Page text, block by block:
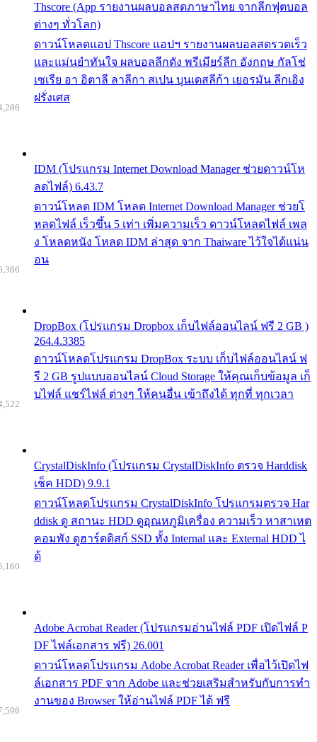
Thscore (App รายงานผลบอลสดภาษาไทย จากลีกฟุตบอล
ต่างๆ ทั่วโลก)
ดาวน์โหลดแอป Thscore แอปฯ รายงานผลบอลสดรวดเร็ว
และแม่นยำทันใจ ผลบอลลีกดัง พรีเมียร์ลีก อังกฤษ กัลโช่
เซเรีย อา อิตาลี ลาลีกา สเปน บุนเดสลีก้า เยอรมัน ลีกเอิง
ฝรั่งเศส
IDM (โปรแกรม Internet Download Manager ช่วยดาวน์โห
ลดไฟล์) 6.43.7
ดาวน์โหลด IDM โหลด Internet Download Manager ช่วยโ
หลดไฟล์ เร็วขึ้น 5 เท่า เพิ่มความเร็ว ดาวน์โหลดไฟล์ เพล
ง โหลดหนัง โหลด IDM ล่าสุด จาก Thaiware ไว้ใจได้แน่น
อน
DropBox (โปรแกรม Dropbox เก็บไฟล์ออนไลน์ ฟรี 2 GB )
264.4.3385
ดาวน์โหลดโปรแกรม DropBox ระบบ เก็บไฟล์ออนไลน์ ฟ
รี 2 GB รูปแบบออนไลน์ Cloud Storage ให้คุณเก็บข้อมูล เก็
บไฟล์ แชร์ไฟล์ ต่างๆ ให้คนอื่น เข้าถึงได้ ทุกที่ ทุกเวลา
CrystalDiskInfo (โปรแกรม CrystalDiskInfo ตรวจ Harddisk
เช็ค HDD) 9.9.1
ดาวน์โหลดโปรแกรม CrystalDiskInfo โปรแกรมตรวจ Har
ddisk ดู สถานะ HDD ดูอุณหภูมิเครื่อง ความเร็ว หาสาเหต
คอมพัง ดูฮาร์ดดิสก์ SSD ทั้ง Internal และ External HDD ไ
ด้
Adobe Acrobat Reader (โปรแกรมอ่านไฟล์ PDF เปิดไฟล์ P
DF ไฟล์เอกสาร ฟรี) 26.001
ดาวน์โหลดโปรแกรม Adobe Acrobat Reader เพื่อไว้เปิดไฟ
ล์เอกสาร PDF จาก Adobe และช่วยเสริมสำหรับกับการทำ
งานของ Browser ให้อ่านไฟล์ PDF ได้ ฟรี